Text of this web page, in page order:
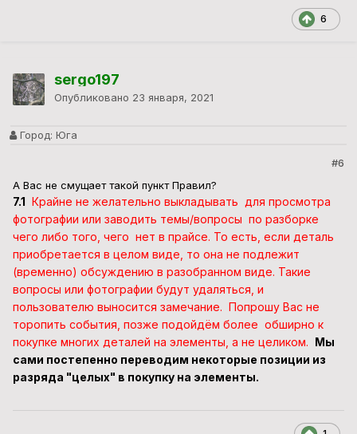
6
sergo197
Опубликовано 23 января, 2021
Город: Юга
#6
А Вас не смущает такой пункт Правил?
7.1 Крайне не желательно выкладывать для просмотра
фотографии или заводить темы/вопросы по разборке
чего либо того, чего нет в прайсе. То есть, если деталь
приобретается в целом виде, то она не подлежит
(временно) обсуждению в разобранном виде. Такие
вопросы или фотографии будут удаляться, и
пользователю выносится замечание. Попрошу Вас не
торопить события, позже подойдём более обширно к
покупке многих деталей на элементы, а не целиком. Мы
сами постепенно переводим некоторые позиции из
разряда "целых" в покупку на элементы.